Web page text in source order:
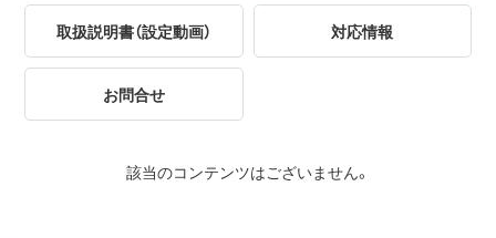
取扱説明書（設定動画） 対応情報
お問合せ
該当のコンテンツはございません。